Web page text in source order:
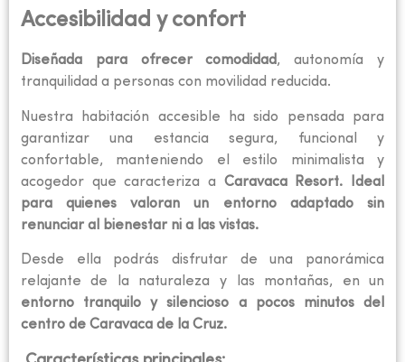
Accesibilidad y confort
Diseñada para ofrecer comodidad, autonomía y
tranquilidad a personas con movilidad reducida.
Nuestra habitación accesible ha sido pensada para
garantizar una estancia segura, funcional y
confortable, manteniendo el estilo minimalista y
acogedor que caracteriza a Caravaca Resort. Ideal
para quienes valoran un entorno adaptado sin
renunciar al bienestar ni a las vistas.
Desde ella podrás disfrutar de una panorámica
relajante de la naturaleza y las montañas, en un
entorno tranquilo y silencioso a pocos minutos del
centro de Caravaca de la Cruz.